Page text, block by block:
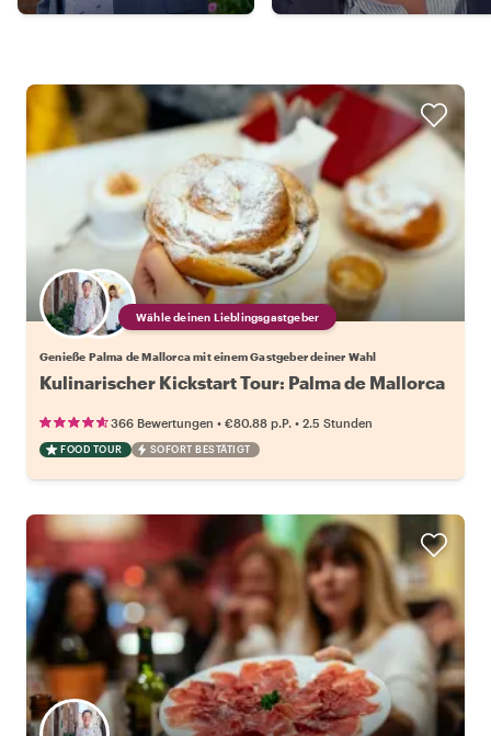
Wähle deinen Lieblingsgastgeber
Genieße Palma de Mallorca mit einem Gastgeber deiner Wahl
Kulinarischer Kickstart Tour: Palma de Mallorca
366 Bewertungen • €80.88 p.P. • 2.5 Stunden
FOOD TOUR SOFORT BESTÄTIGT